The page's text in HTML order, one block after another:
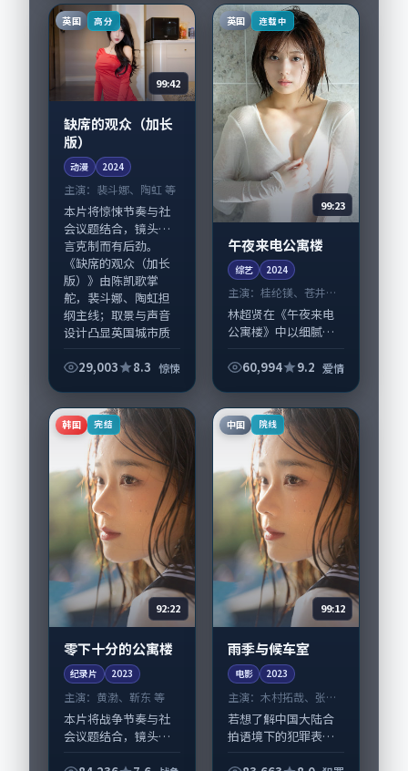
主要在中国大陆完成
制作协同，2024-...
子怡、桂纶镁与配角
群戏并重。影片202...
英国 高分
99:42
缺席的观众（加长
版）
动漫 2024
主演： 裴斗娜、陶虹 等
本片将惊悚节奏与社
会议题结合，镜头语
言克制而有后劲。
《缺席的观众（加长
版）》由陈凯歌掌
舵，裴斗娜、陶虹担
纲主线；取景与声音
设计凸显英国城市质
29,003
8.3 惊悚
英国 连载中
99:23
午夜来电公寓楼
综艺 2024
主演：桂纶镁、苍井优
等
林超贤在《午夜来电
公寓楼》中以细腻场
力，桂纶镁、苍井优
主要在英国完成制作
协同，2024-01-...
60,994 9.2 爱情
韩国 完结
92:22
零下十分的公寓楼
纪录片 2023
主演： 黄渤、靳东 等
本片将战争节奏与社
会议题结合，镜头语
中国 院线
99:12
雨季与候车室
电影 2023
主演：木村拓哉、张译
等
若想了解中国大陆合
拍语境下的犯罪表